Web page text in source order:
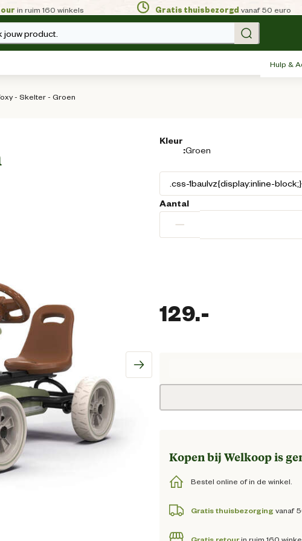
in ruim 160 winkels Gratis thuisbezorgd vanaf 50 euro
jouw product.
Hulp &
- Skelter - Groen
Kleur
:Groen
Aantal
−
129.-
Kopen bij Welkoop is
Bestel online of in de winkel.
Gratis thuisbezorging vanaf